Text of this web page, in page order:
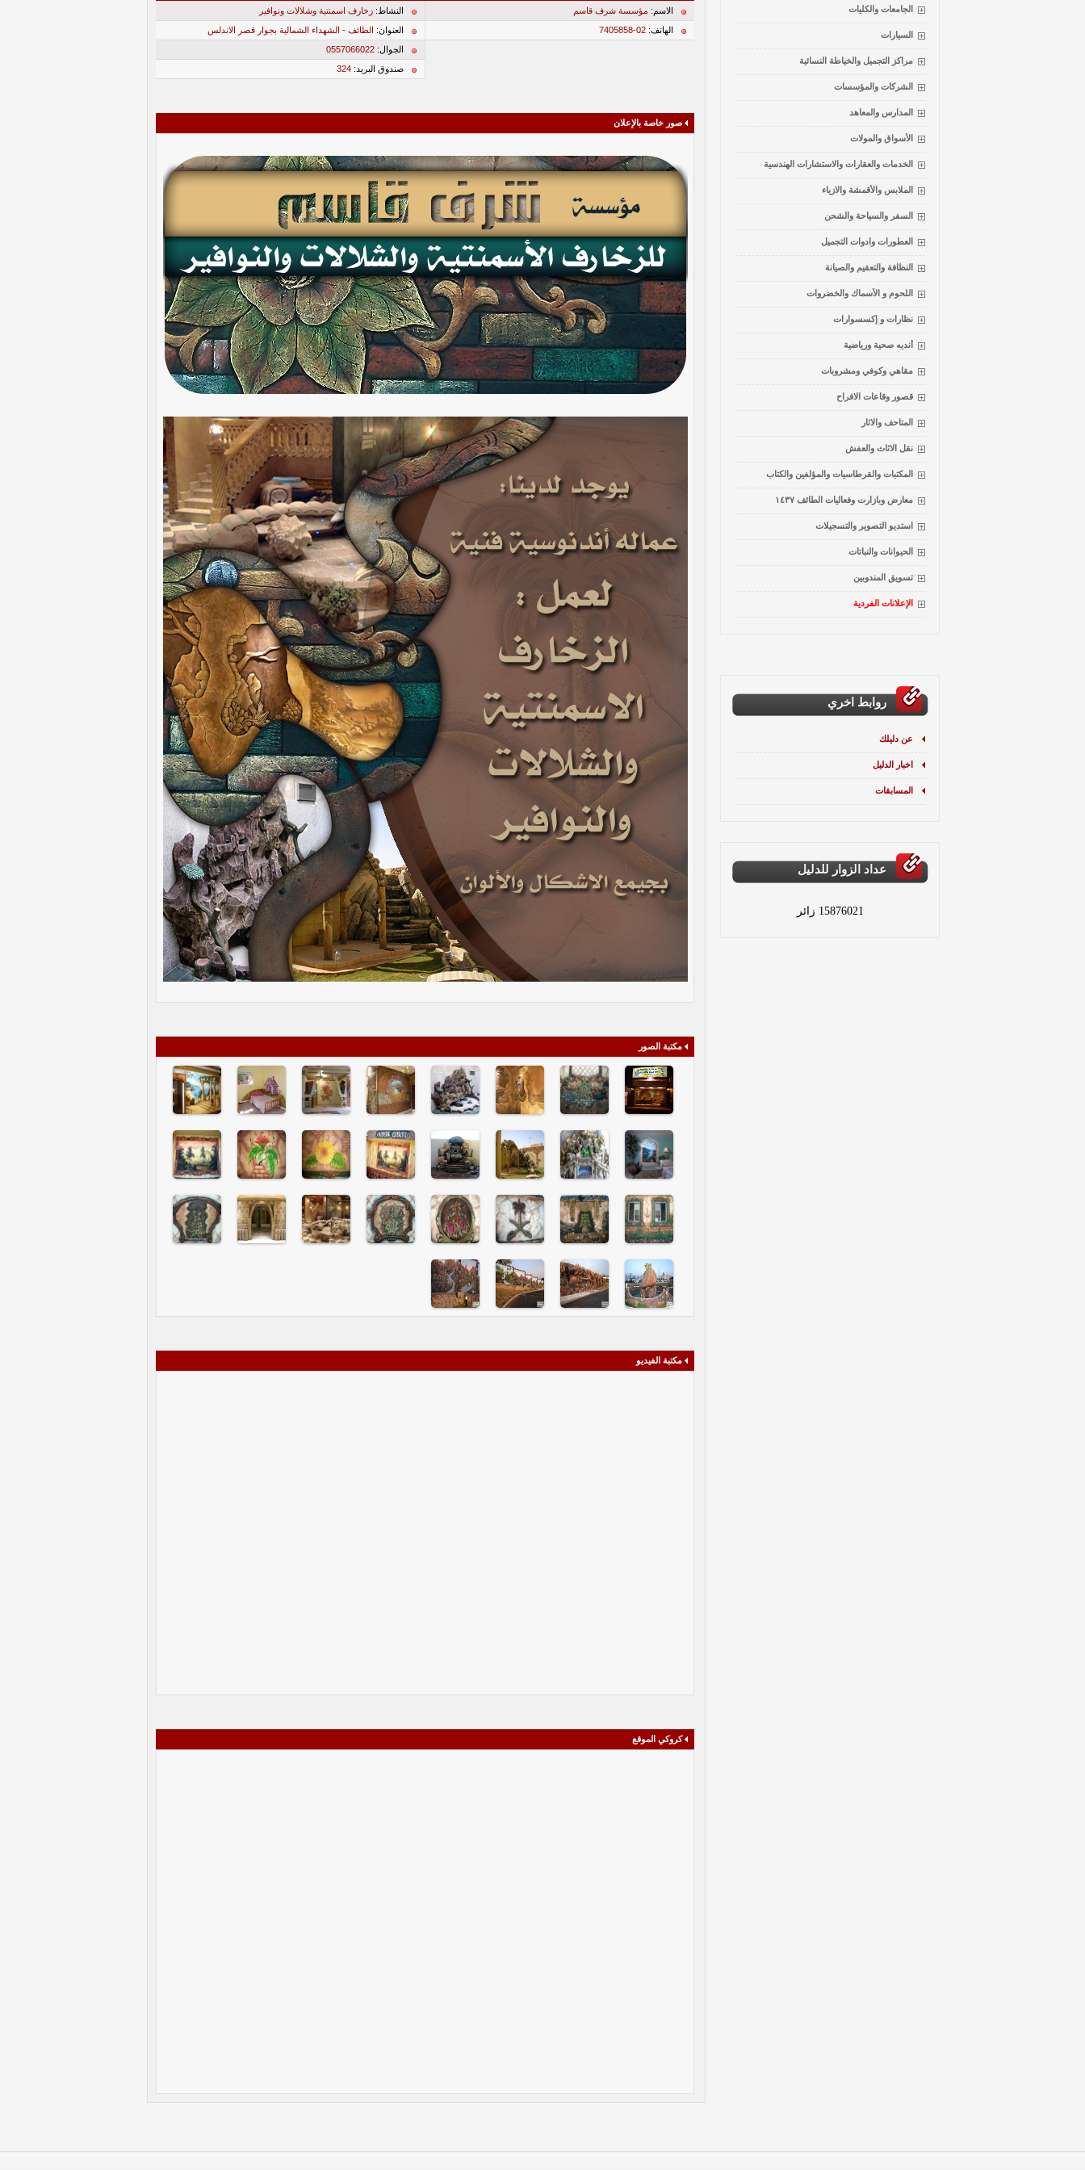
الجامعات والكليات
السيارات
مراكز التجميل والخياطة النسائية
الشركات والمؤسسات
المدارس والمعاهد
الأسواق والمولات
الخدمات والعقارات والاستشارات الهندسية
الملابس والأقمشة والازياء
السفر والسياحة والشحن
العطورات وادوات التجميل
النظافة والتعقيم والصيانة
اللحوم و الأسماك والخضروات
نظارات و إكسسوارات
أنديه صحية ورياضية
مقاهي وكوفي ومشروبات
قصور وقاعات الافراح
المتاحف والاثار
نقل الاثاث والعفش
المكتبات والقرطاسيات والمؤلفين والكتاب
معارض وبازارت وفعاليات الطائف ١٤٣٧
استديو التصوير والتسجيلات
الحيوانات والنباتات
تسويق المندوبين
الإعلانات الفردية
روابط اخري
عن دليلك
اخبار الدليل
المسابقات
عداد الزوار للدليل
15876021 زائر
الاسم: مؤسسة شرف قاسم
الهاتف: 02-7405858
النشاط: زخارف اسمنتية وشلالات ونوافير
العنوان: الطائف - الشهداء الشمالية بجوار قصر الاندلس
الجوال: 0557066022
صندوق البريد: 324
صور خاصة بالإعلان
مكتبة الصور
مكتبة الفيديو
كروكي الموقع